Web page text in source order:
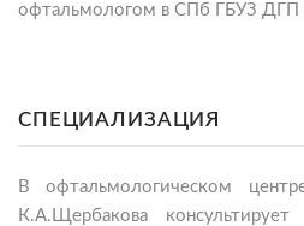
офтальмологом в СПб ГБУЗ ДГП
СПЕЦИАЛИЗАЦИЯ
В офтальмологическом
К.А.Щербакова